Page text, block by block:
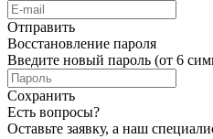
Отправить
Восстановление пароля
Введите новый пароль (от 6
Сохранить
Есть вопросы?
Оставьте заявку, а наш